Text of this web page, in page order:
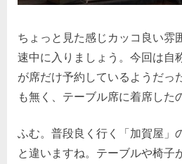
ちょっと見た感じカッコ良い雰
速中に入りましょう。今回は自
が席だけ予約しているようだっ
も無く、テーブル席に着席した
ふむ。普段良く行く「加賀屋」
と違いますね。テーブルや椅子